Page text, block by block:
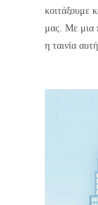
κοιτάξουμε
μας. Με μια
η ταινία